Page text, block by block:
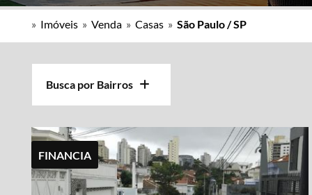
» Imóveis » Venda » Casas » São Paulo / SP
Busca por Bairros
FINANCIA